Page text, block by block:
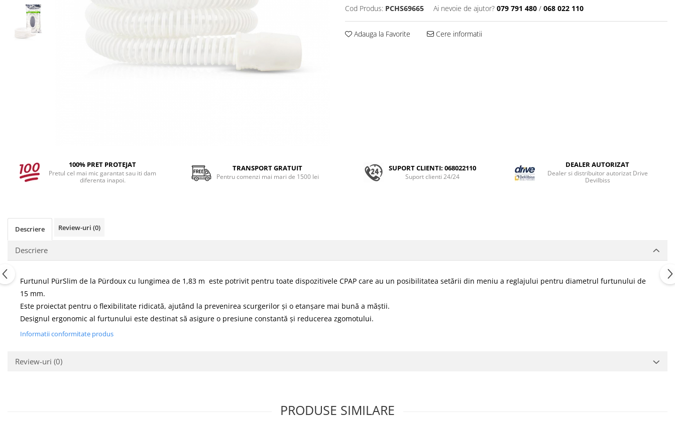
Cod Produs: PCHS69665 Ai nevoie de ajutor? 079 791 480 / 068 022 110
Adauga la Favorite Cere informatii
100% PRET PROTEJAT
Pretul cel mai mic garantat sau iti dam
diferenta inapoi.
TRANSPORT GRATUIT
Pentru comenzi mai mari de 1500 lei
SUPORT CLIENTI: 068022110
Suport clienti 24/24
DEALER AUTORIZAT
Dealer si distribuitor autorizat Drive
Devilbiss
Descriere Review-uri (0)
Descriere
Furtunul PürSlim de la Pürdoux cu lungimea de 1,83 m este potrivit pentru toate dispozitivele CPAP care au un posibilitatea setării din meniu a reglajului pentru diametrul furtunului de
15 mm.
Este proiectat pentru o flexibilitate ridicată, ajutând la prevenirea scurgerilor și o etanșare mai bună a măștii.
Designul ergonomic al furtunului este destinat să asigure o presiune constantă și reducerea zgomotului.
Informatii conformitate produs
Review-uri (0)
PRODUSE SIMILARE